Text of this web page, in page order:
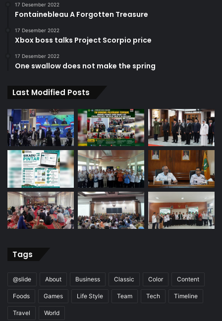
17 Desember 2022
Fontainebleau A Forgotten Treasure
17 Desember 2022
Xbox boss talks Project Scorpio price
17 Desember 2022
One swallow does not make the spring
Last Modified Posts
Tags
@slide About Business Classic Color Content
Foods Games Life Style Team Tech Timeline
Travel World